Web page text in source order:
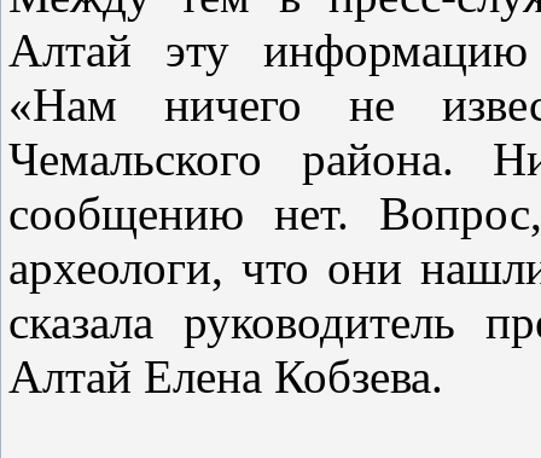
Алтай эту
«Нам ничего не
Чемальского района.
сообщению нет.
археологи, что они
сказала руководитель
Алтай Елена Кобзева.